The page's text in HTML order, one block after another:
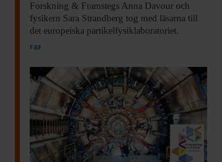
Forskning & Framstegs Anna Davour och
fysikern Sara Strandberg tog med läsarna till
det europeiska partikelfysiklaboratoriet.
F&F